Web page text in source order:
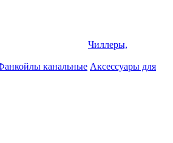
Чиллеры,
канальные Аксессуары для